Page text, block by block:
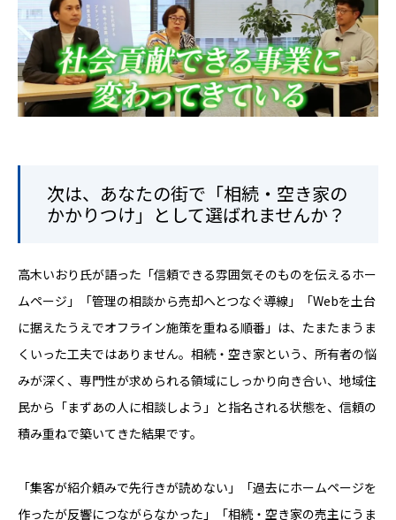
次は、あなたの街で「相続・空き家の
かかりつけ」として選ばれませんか？
高木いおり氏が語った「信頼できる雰囲気そのものを伝えるホー
ムページ」「管理の相談から売却へとつなぐ導線」「Webを土台
に据えたうえでオフライン施策を重ねる順番」は、たまたまうま
くいった工夫ではありません。相続・空き家という、所有者の悩
みが深く、専門性が求められる領域にしっかり向き合い、地域住
民から「まずあの人に相談しよう」と指名される状態を、信頼の
積み重ねで築いてきた結果です。
「集客が紹介頼みで先行きが読めない」「過去にホームページを
作ったが反響につながらなかった」「相続・空き家の売主にうま